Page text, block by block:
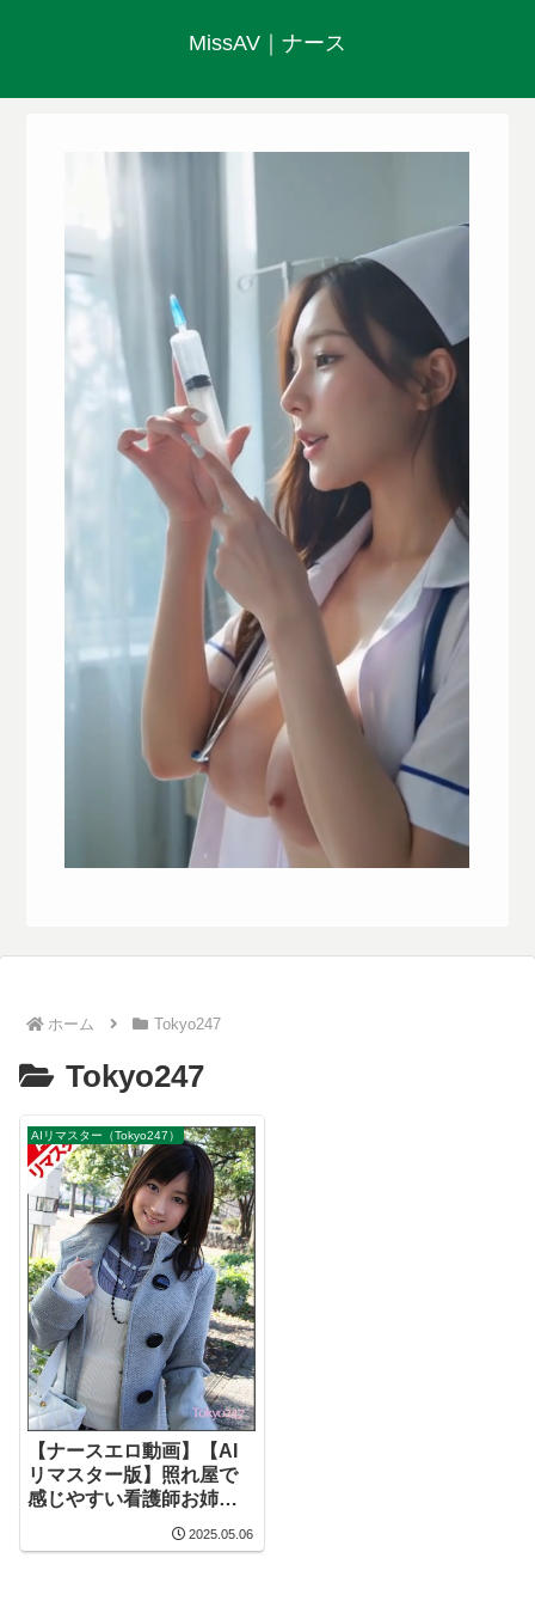
MissAV｜ナース
ホーム Tokyo247
Tokyo247
AIリマスター（Tokyo247）
【ナースエロ動画】【AI
リマスター版】照れ屋で
感じやすい看護師お姉さ
2025.05.06